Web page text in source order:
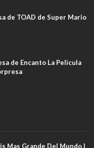
de TOAD de Super Mario
de Encanto La Pelicula
Mas Grande Del Mundo |